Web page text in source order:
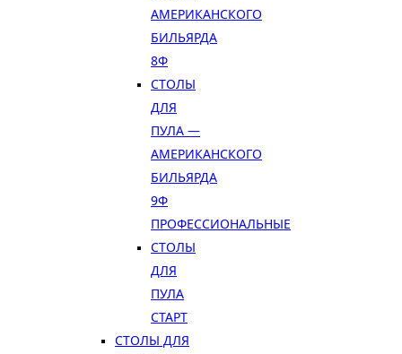
АМЕРИКАНСКОГО
БИЛЬЯРДА
8Ф
СТОЛЫ
ДЛЯ
ПУЛА —
АМЕРИКАНСКОГО
БИЛЬЯРДА
9Ф
ПРОФЕССИОНАЛЬНЫЕ
СТОЛЫ
ДЛЯ
ПУЛА
СТАРТ
СТОЛЫ ДЛЯ